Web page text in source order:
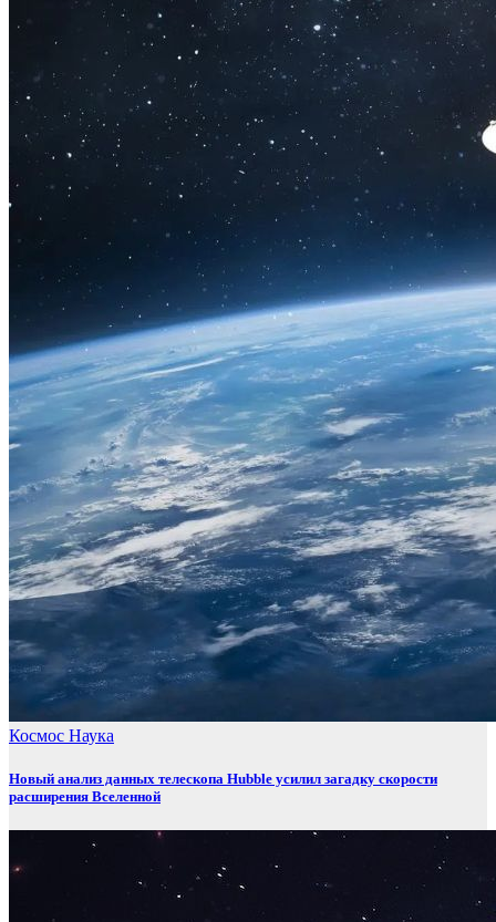
Космос Наука
Новый анализ данных телескопа Hubble усилил загадку скорости
расширения Вселенной